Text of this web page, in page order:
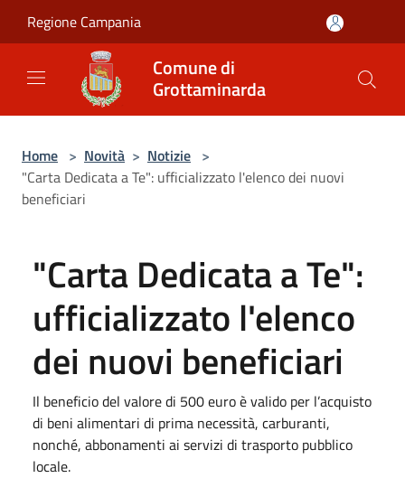
Regione Campania
Comune di
Grottaminarda
Home > Novità > Notizie >
"Carta Dedicata a Te": ufficializzato l'elenco dei nuovi
beneficiari
"Carta Dedicata a Te":
ufficializzato l'elenco
dei nuovi beneficiari
Il beneficio del valore di 500 euro è valido per l’acquisto
di beni alimentari di prima necessità, carburanti,
nonché, abbonamenti ai servizi di trasporto pubblico
locale.